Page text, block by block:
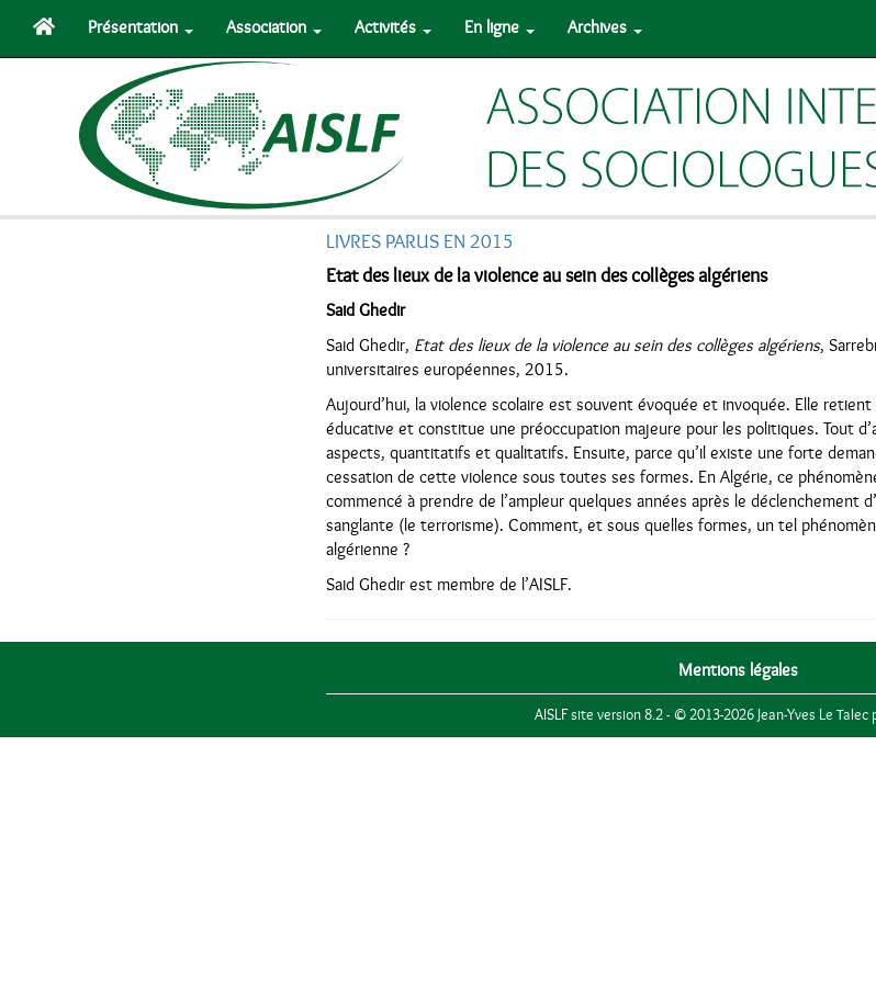
Présentation Association Activités En ligne Archives
LIVRES PARUS EN 2015
Etat des lieux de la violence au sein des collèges algériens
Said Ghedir
Said Ghedir, Etat des lieux de la violence au sein des collèges algériens,
universitaires européennes, 2015.
Aujourd’hui, la violence scolaire est souvent évoquée et invoquée. Elle
éducative et constitue une préoccupation majeure pour les politiques. Tout
aspects, quantitatifs et qualitatifs. Ensuite, parce qu’il existe une forte
cessation de cette violence sous toutes ses formes. En Algérie, ce
commencé à prendre de l’ampleur quelques années après le déclenchement
sanglante (le terrorisme). Comment, et sous quelles formes, un tel
algérienne ?
Said Ghedir est membre de l’AISLF.
Mentions légales
AISLF site version 8.2 - © 2013-2026 Jean-Yves Le Talec